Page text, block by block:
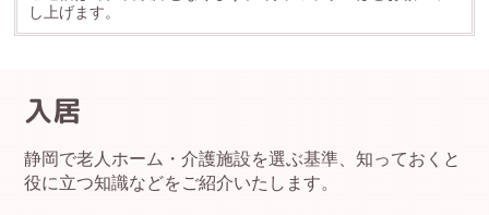
し上げます。
入居
静岡で老人ホーム・介護施設を選ぶ基準、知っておくと
役に立つ知識などをご紹介いたします。